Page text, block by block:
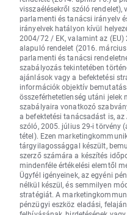
visszaélésekről szóló
parlamenti és tanácsi irányelv
irányelvek hatályon kívül
2004/72 / EK, valamint az
alapuló rendelet (2016.
parlamenti és tanácsi
szabályozás tekintetében
ajánlások vagy a befektetési
információk objektív
összeférhetetlenség utáni
szabályaira vonatkozó
a befektetési tanácsadást is,
szóló, 2005. július 29-i törvény
tétel). Ezen
tárgyilagossággal készült,
szerző számára a készítés
mindenféle értékelési elemtől
Ügyfél igényeinek, az egyéni
nélkül készül, és semmilyen
stratégiát. A
pénzügyi eszköz eladási,